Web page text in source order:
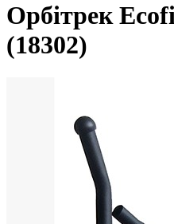
Орбітрек
(18302)